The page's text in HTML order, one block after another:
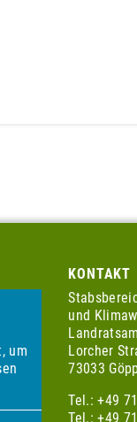
um
KONTAKT
und
Lorcher
73033
Tel.: +49
Tel.: +49